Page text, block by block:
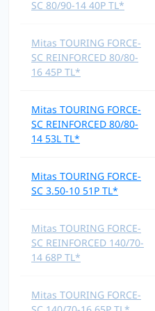
SC 80/90-14 40P TL*
Mitas TOURING FORCE-
SC REINFORCED 80/80-
16 45P TL*
Mitas TOURING FORCE-
SC REINFORCED 80/80-
14 53L TL*
Mitas TOURING FORCE-
SC 3.50-10 51P TL*
Mitas TOURING FORCE-
SC REINFORCED 140/70-
14 68P TL*
Mitas TOURING FORCE-